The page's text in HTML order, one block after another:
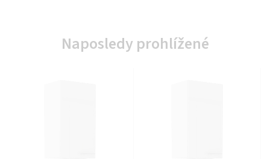
Naposledy prohlížené